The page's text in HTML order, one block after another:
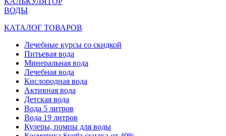
ВОДЫ
КАТАЛОГ ТОВАРОВ
Лечебные курсы со скидкой
Питьевая вода
Минеральная вода
Лечебная вода
Кислородная вода
Активная вода
Детская вода
Вода 5 литров
Вода 19 литров
Кулеры, помпы для воды